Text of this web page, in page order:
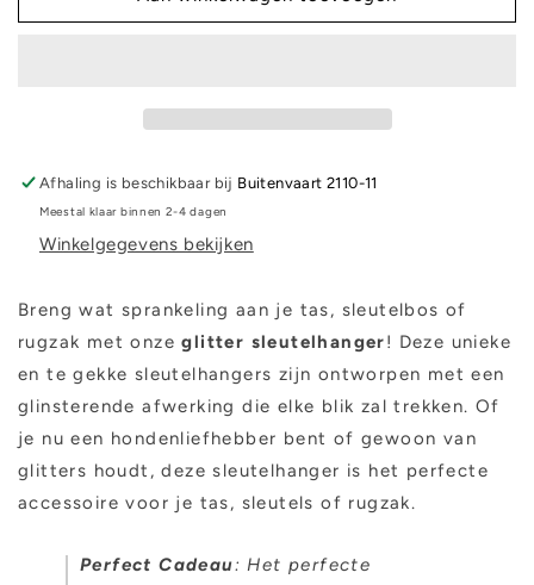
-
-
Afhaling is beschikbaar bij Buitenvaart 2110-11
Meestal klaar binnen 2-4 dagen
Winkelgegevens bekijken
Breng wat sprankeling aan je tas, sleutelbos of
rugzak met onzeglitter sleutelhanger! Deze unieke
en te gekke sleutelhangers zijn ontworpen met een
glinsterende afwerking die elke blik zal trekken. Of
je nu een hondenliefhebber bent of gewoon van
glitters houdt, deze sleutelhanger is het perfecte
accessoire voor je tas, sleutels of rugzak.
Perfect Cadeau: Het perfecte